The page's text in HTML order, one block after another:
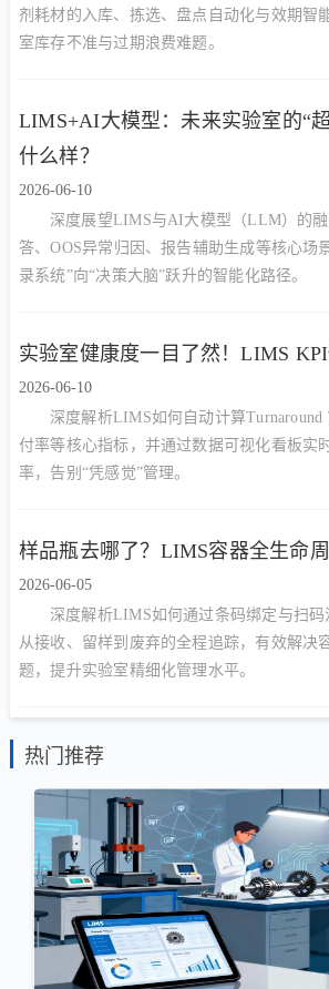
剂耗材的入库、拣选、盘点自动化与效期智
室库存不准与过期浪费难题。
LIMS+AI大模型：未来实验室的“
什么样？
2026-06-10
深度展望LIMS与AI大模型（LLM）的
答、OOS异常归因、报告辅助生成等核心场
录系统”向“决策大脑”跃升的智能化路径。
实验室健康度一目了然！LIMS
2026-06-10
深度解析LIMS如何自动计算Turnaround
付率等核心指标，并通过数据可视化看板实
率，告别“凭感觉”管理。
样品瓶去哪了？LIMS容器全生命
2026-06-05
深度解析LIMS如何通过条码绑定与扫
从接收、留样到废弃的全程追踪，有效解决
题，提升实验室精细化管理水平。
热门推荐